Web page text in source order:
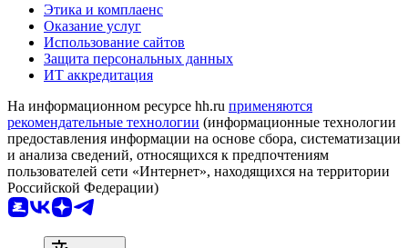
Этика и комплаенс
Оказание услуг
Использование сайтов
Защита персональных данных
ИТ аккредитация
На информационном ресурсе hh.ru применяются
рекомендательные технологии (информационные технологии
предоставления информации на основе сбора, систематизации
и анализа сведений, относящихся к предпочтениям
пользователей сети «Интернет», находящихся на территории
Российской Федерации)